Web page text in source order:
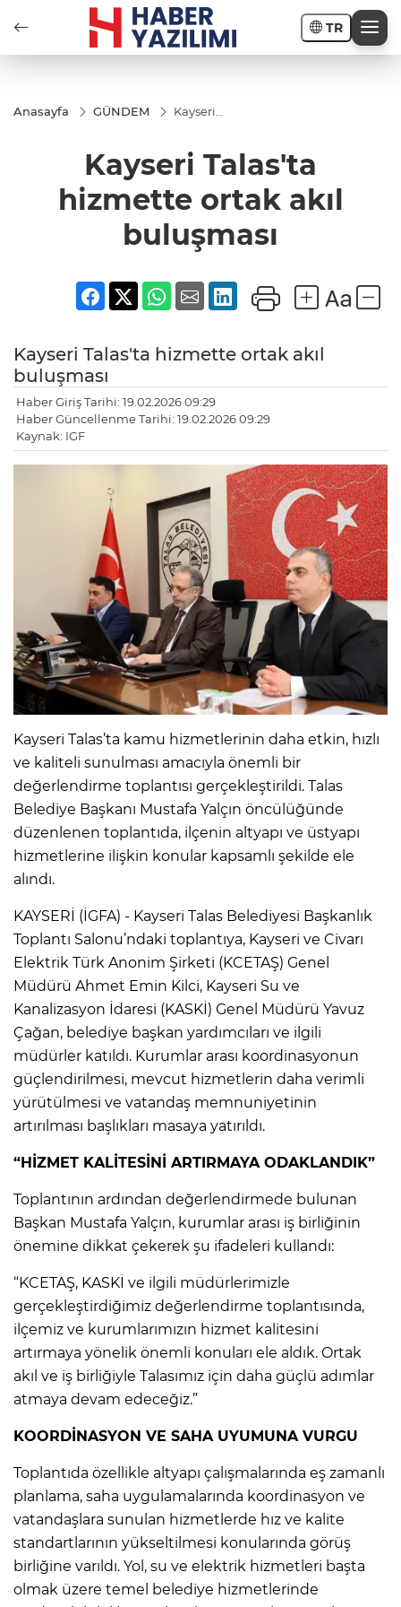
TR
Anasayfa GÜNDEM
Kayseri
ortak akıl
buluşması
Kayseri Talas'ta
hizmette ortak akıl
buluşması
Kayseri Talas'ta hizmette ortak akıl
buluşması
Haber Giriş Tarihi: 19.02.2026 09:29
Haber Güncellenme Tarihi: 19.02.2026 09:29
Kaynak: IGF
Kayseri Talas’ta kamu hizmetlerinin daha etkin, hızlı
ve kaliteli sunulması amacıyla önemli bir
değerlendirme toplantısı gerçekleştirildi. Talas
Belediye Başkanı Mustafa Yalçın öncülüğünde
düzenlenen toplantıda, ilçenin altyapı ve üstyapı
hizmetlerine ilişkin konular kapsamlı şekilde ele
alındı.
KAYSERİ (İGFA) - Kayseri Talas Belediyesi Başkanlık
Toplantı Salonu’ndaki toplantıya, Kayseri ve Civarı
Elektrik Türk Anonim Şirketi (KCETAŞ) Genel
Müdürü Ahmet Emin Kilci, Kayseri Su ve
Kanalizasyon İdaresi (KASKİ) Genel Müdürü Yavuz
Çağan, belediye başkan yardımcıları ve ilgili
müdürler katıldı. Kurumlar arası koordinasyonun
güçlendirilmesi, mevcut hizmetlerin daha verimli
yürütülmesi ve vatandaş memnuniyetinin
artırılması başlıkları masaya yatırıldı.
“HİZMET KALİTESİNİ ARTIRMAYA ODAKLANDIK”
Toplantının ardından değerlendirmede bulunan
Başkan Mustafa Yalçın, kurumlar arası iş birliğinin
önemine dikkat çekerek şu ifadeleri kullandı:
“KCETAŞ, KASKİ ve ilgili müdürlerimizle
gerçekleştirdiğimiz değerlendirme toplantısında,
ilçemiz ve kurumlarımızın hizmet kalitesini
artırmaya yönelik önemli konuları ele aldık. Ortak
akıl ve iş birliğiyle Talasımız için daha güçlü adımlar
atmaya devam edeceğiz.”
KOORDİNASYON VE SAHA UYUMUNA VURGU
Toplantıda özellikle altyapı çalışmalarında eş zamanlı
planlama, saha uygulamalarında koordinasyon ve
vatandaşlara sunulan hizmetlerde hız ve kalite
standartlarının yükseltilmesi konularında görüş
birliğine varıldı. Yol, su ve elektrik hizmetleri başta
olmak üzere temel belediye hizmetlerinde